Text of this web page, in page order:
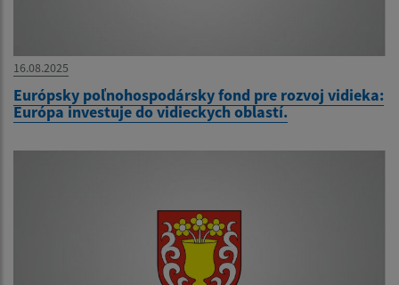
16.08.2025
Európsky poľnohospodársky fond pre rozvoj vidieka:
Európa investuje do vidieckych oblastí.